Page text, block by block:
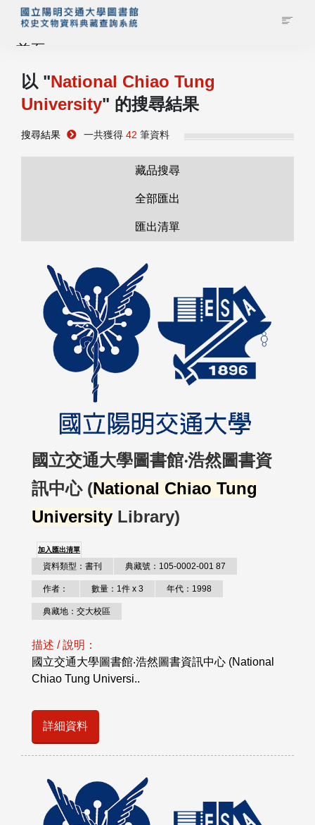
首頁
藏品查詢
校史館簡介
管理者登入
以 "National Chiao Tung
University" 的搜尋結果
搜尋結果 一共獲得 42 筆資料
藏品搜尋
全部匯出
匯出清單
國立交通大學圖書館‧浩然圖書資
訊中心 (National Chiao Tung
University Library)
加入匯出清單
資料類型：書刊 典藏號：105-0002-001 87
作者： 數量：1件 x 3 年代：1998
典藏地：交大校區
描述 / 說明：
國立交通大學圖書館‧浩然圖書資訊中心 (National
Chiao Tung Universi..
詳細資料